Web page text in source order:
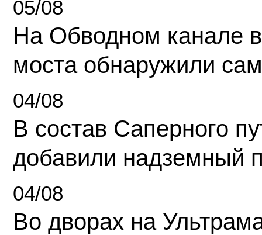
05/08
На Обводном канале
моста обнаружили
04/08
В состав Саперного
добавили надземный
04/08
Во дворах на